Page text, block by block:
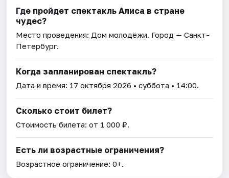
Где пройдет спектакль Алиса в стране
чудес?
Место проведения: Дом молодёжи. Город — Санкт-
Петербург.
Когда запланирован спектакль?
Дата и время: 17 октября 2026 • суббота • 14:00.
Сколько стоит билет?
Стоимость билета: от 1 000 ₽.
Есть ли возрастные ограничения?
Возрастное ограничение: 0+.